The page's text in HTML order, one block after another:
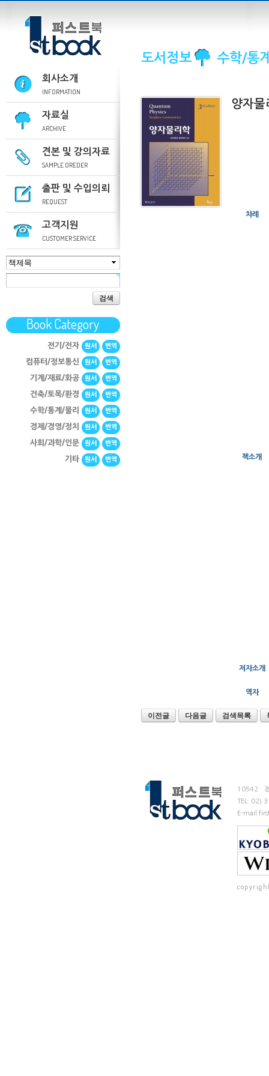
회사소개
INFORMATION
자료실
ARCHIVE
견본 및 강의자료
SAMPLE OREDER
출판 및 수입의뢰
REQUEST
고객지원
CUSTOMER SERVICE
검색
Book Category
전기/전자 원서 번역
컴퓨터/정보통신 원서 번역
기계/재료/화공 원서 번역
건축/토목/환경 원서 번역
수학/통계/물리 원서 번역
경제/경영/정치 원서 번역
사회/과학/인문 원서 번역
기타 원서 번역
도서정보 수학/통
양자
차례
책소개
저자소개
역자
이전글 다음글 검색목록
10542
TEL.
02)
E-mail